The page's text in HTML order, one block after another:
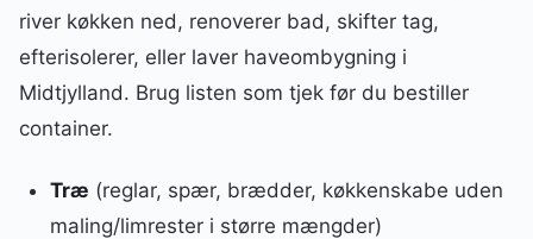
river køkken ned, renoverer bad, skifter tag,
efterisolerer, eller laver haveombygning i
Midtjylland. Brug listen som tjek før du bestiller
container.
Træ (reglar, spær, brædder, køkkenskabe uden
maling/limrester i større mængder)